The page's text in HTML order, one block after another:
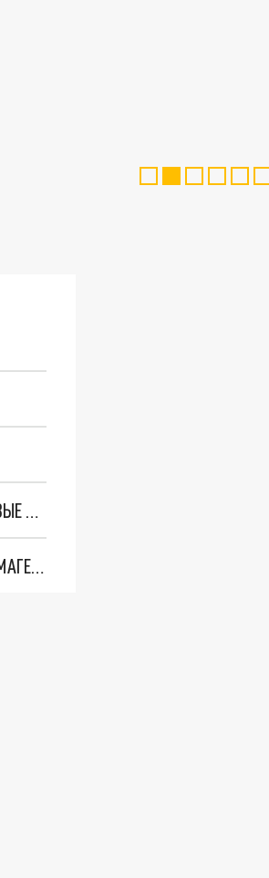
"ОЧЕНЬ ПЛОХИЕ НОВОСТИ": БОЛЬШАЯ ОШИБКА PALANTIR В РОССИИ. СТРАНЫ НАТО ВПЕРВЫЕ ЗА СВО ОСТАНОВИЛИ ПОСТАВКИ ОРУЖИЯ. ВСУ ТЕРЯЮТ ПРИГРАНИЧЬЕ?
ТРИ ГЛАВНЫХ ИНСАЙДА ОБ СВО. ОТМЕНА МОБИЛИЗАЦИИ И ВОЗВРАЩЕНИЕ "ГЕНЕРАЛА АРМАГЕДДОНА"? ОТЛИЧНЫЕ НОВОСТИ, КОТОРЫЕ ЖДАЛИ ВСЕ